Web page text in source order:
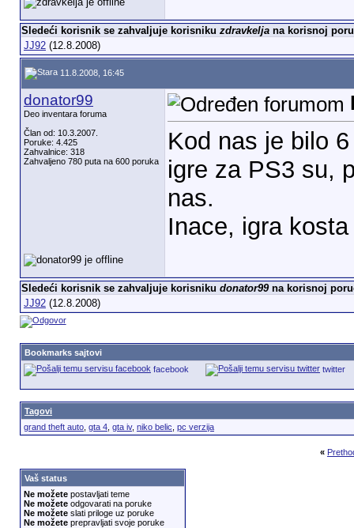
Sledeći korisnik se zahvaljuje korisniku zdravkeljana korisnoj
JJ92(12.8.2008)
11.8.2008, 16:45
donator99
Deo inventara foruma
Član od: 10.3.2007.
Poruke: 4.425
Zahvalnice: 318
Zahvaljeno 780 puta na 600 poruka
Kod nas je bilo
igre za PS3 su,
nas.
Inace, igra
Sledeći korisnik se zahvaljuje korisniku donator99na korisnoj
JJ92(12.8.2008)
Bookmarks sajtovi
facebook
twitter
Tagovi
grand theft auto, gta 4, gta iv, niko belic pc verzija
«
Vaš status
Ne možetepostavljati teme
Ne možeteodgovarati na poruke
Ne možeteslati priloge uz poruke
Ne možeteprepravljati svoje poruke